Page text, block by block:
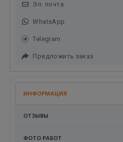
Эл. почта
WhatsApp
Telegram
Предложить заказ
ИНФОРМАЦИЯ
ОТЗЫВЫ
ФОТО РАБОТ